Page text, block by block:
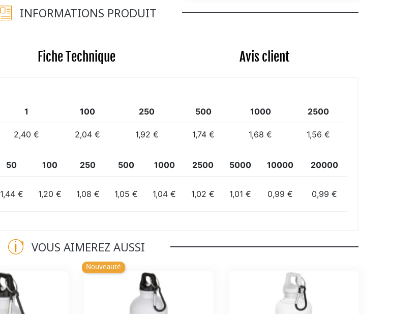
INFORMATIONS PRODUIT
Fiche Technique Avis client
1 100 250 500 1000 2500
2,40 € 2,04 € 1,92 € 1,74 € 1,68 € 1,56 €
50 100 250 500 1000 2500 5000 10000 20000
1,44 € 1,20 € 1,08 € 1,05 € 1,04 € 1,02 € 1,01 € 0,99 € 0,99 €
VOUS AIMEREZ AUSSI
Nouveauté